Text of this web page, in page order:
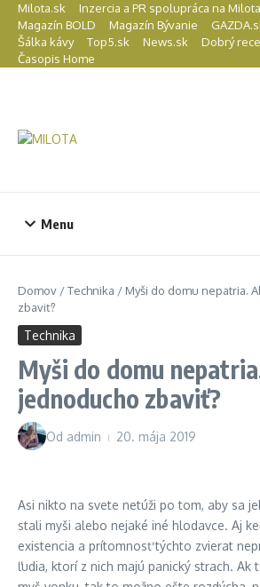
Preskočiť na obsah
Milota.sk
Inzercia a PR spolupráca na
Magazín BOLD
Magazín Bývanie
Šálka kávy
Top5.sk News.sk
Dobrý
Časopis Home
Menu
Domov /Technika / Myši do domu nepatria.
zbaviť?
Technika
Myši do domu
jednoducho zbaviť?
Od admin 20. mája 2019
Asi nikto na svete netúži po tom, aby sa
stali myši alebo nejaké iné hlodavce. Aj
existencia a prítomnosť týchto zvierat
ľudia, ktorí z nich majú panický strach. Ak